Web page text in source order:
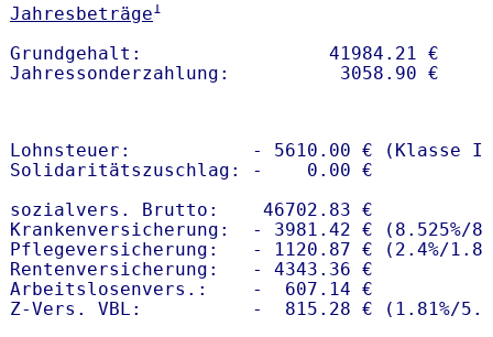
Jahresbeträge1
Grundgehalt:                 41984.21 €
Lohnsteuer:           - 5610.00 € (Klasse I)
Solidaritätszuschlag: -    0.00 €
sozialvers. Brutto:    46702.83 €
Krankenversicherung:  - 3981.42 € (8.525%/
Pflegeversicherung:   - 1120.87 € (2.4%/
Rentenversicherung:   - 4343.36 €
Arbeitslosenvers.:    -  607.14 €
Z-Vers. VBL:          -  815.28 € ( 1.81%/